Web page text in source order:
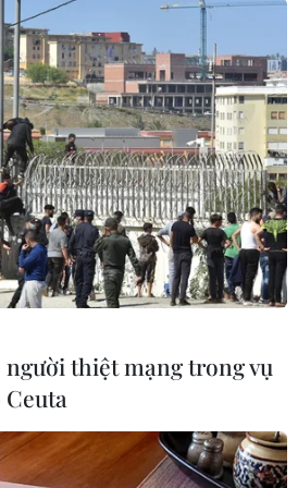
trong đêm thi này là đội
từ Vương quốc Anh đã có
ví như bản hòa tấu thơ và
“Sóng cảm xúc."
pháo được thiết kế riêng
màn thi là một bản
xem từ nhẹ nhàng, lãng
và thăng hoa.
gian trầm lắng, như bản
đại dương sâu thẳm.
tốc với chuỗi nhạc nền
từ loạt phim "
bước vào thế giới hành
người thiệt mạng trong vụ